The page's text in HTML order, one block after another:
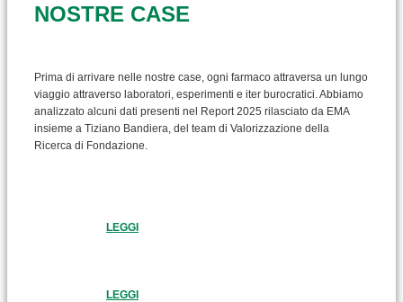
NOSTRE CASE
Prima di arrivare nelle nostre case, ogni farmaco attraversa un lungo
viaggio attraverso laboratori, esperimenti e iter burocratici. Abbiamo
analizzato alcuni dati presenti nel Report 2025 rilasciato da EMA
insieme a Tiziano Bandiera, del team di Valorizzazione della
Ricerca di Fondazione.
LEGGI
LEGGI